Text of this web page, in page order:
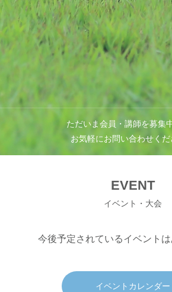
ただいま会員・講師を募集
お気軽にお問い合わせくだ
EVENT
イベント・大会
今後予定されているイベントは
イベントカレンダー